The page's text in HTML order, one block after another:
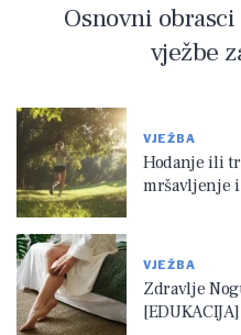
Osnovni
vježbe
VJEŽBA
Hodanje ili
mršavljenje
VJEŽBA
Zdravlje
[EDUKACIJA]